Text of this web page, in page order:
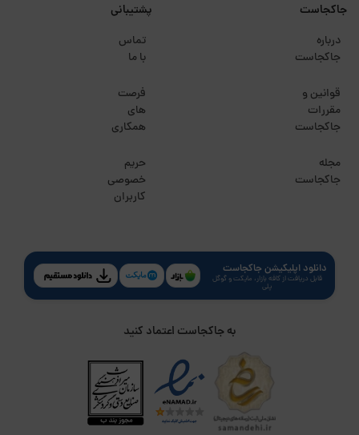
جاکجاست
درباره
جاکجاست
قوانین و
مقررات
جاکجاست
مجله
جاکجاست
پشتیبانی
تماس
با ما
فرصت
های
همکاری
حریم
خصوصی
کاربران
دانلود اپلیکیشن جاکجاست
قابل دریافت از کافه بازار، مایکت و گوگل
پلی
به جاکجاست اعتماد کنید